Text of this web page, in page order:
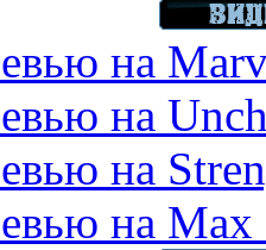
на
на
на
на Max